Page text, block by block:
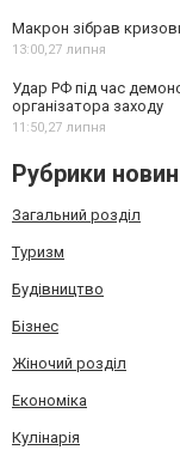
Макрон зібрав
13:00,27 липня
Удар РФ під час
організатора заходу
11:50,27 липня
Рубрики новин
Загальний розділ
Туризм
Будівництво
Бізнес
Жіночий розділ
Економіка
Кулінарія